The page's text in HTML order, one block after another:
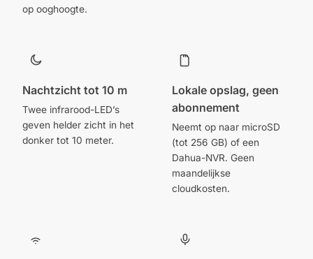
op ooghoogte.
Nachtzicht tot 10 m
Twee infrarood-LED’s
geven helder zicht in het
donker tot 10 meter.
Lokale opslag, geen
abonnement
Neemt op naar microSD
(tot 256 GB) of een
Dahua-NVR. Geen
maandelijkse
cloudkosten.